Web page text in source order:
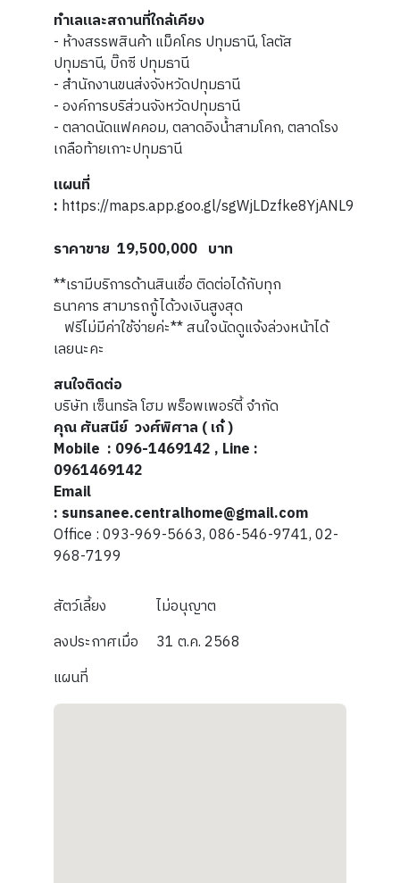
ทำเลและสถานที่ใกล้เคียง
- ห้างสรรพสินค้า แม็คโคร ปทุมธานี, โลตัส
ปทุมธานี, บิ๊กซี ปทุมธานี
- สำนักงานขนส่งจังหวัดปทุมธานี
- องค์การบริส่วนจังหวัดปทุมธานี
- ตลาดนัดแฟคคอม, ตลาดอิงน้ำสามโคก, ตลาดโรง
เกลือท้ายเกาะปทุมธานี
แผนที่
: https://maps.app.goo.gl/sgWjLDzfke8YjANL9
ราคาขาย 19,500,000 บาท
**เรามีบริการด้านสินเชื่อ ติดต่อได้กับทุก
ธนาคาร สามารถกู้ได้วงเงินสูงสุด
ฟรีไม่มีค่าใช้จ่ายค่ะ** สนใจนัดดูแจ้งล่วงหน้าได้
เลยนะคะ
สนใจติดต่อ
บริษัท เซ็นทรัล โฮม พร็อพเพอร์ตี้ จำกัด
คุณ ศันสนีย์ วงศ์พิศาล ( เก๋ )
Mobile : 096-1469142 , Line :
0961469142
Email
: sunsanee.centralhome@gmail.com
Office : 093-969-5663, 086-546-9741, 02-
968-7199
สัตว์เลี้ยง
ไม่อนุญาต
ลงประกาศเมื่อ
31 ต.ค. 2568
แผนที่